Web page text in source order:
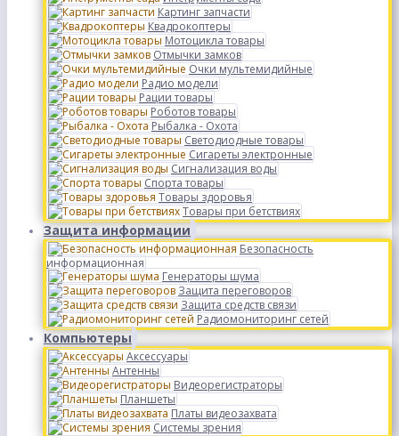
Картинг запчасти
Квадрокоптеры
Мотоцикла товары
Отмычки замков
Очки мультемидийные
Радио модели
Рации товары
Роботов товары
Рыбалка - Охота
Светодиодные товары
Сигареты электронные
Сигнализация воды
Спорта товары
Товары здоровья
Товары при бетствиях
Защита информации
Безопасность
информационная
Генераторы шума
Защита переговоров
Защита средств связи
Радиомониторинг сетей
Компьютеры
Аксессуары
Антенны
Видеорегистраторы
Планшеты
Платы видеозахвата
Системы зрения